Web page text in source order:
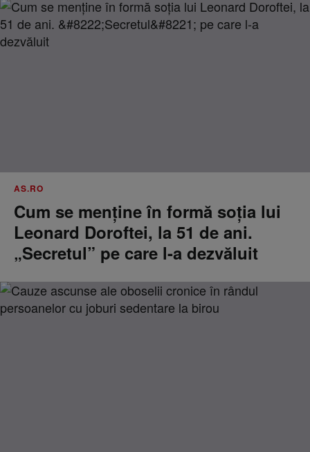
AS.RO
Cum se menţine în formă soţia lui
Leonard Doroftei, la 51 de ani.
„Secretul” pe care l-a dezvăluit